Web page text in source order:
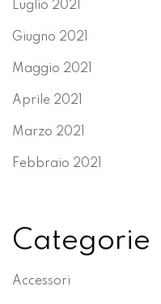
Luglio 2021
Giugno 2021
Maggio 2021
Aprile 2021
Marzo 2021
Febbraio 2021
Categorie
Accessori